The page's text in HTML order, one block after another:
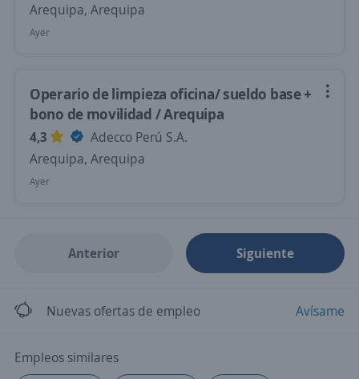
Arequipa, Arequipa
Ayer
Operario de limpieza oficina/ sueldo base +
bono de movilidad / Arequipa
4,3
Adecco Perú S.A.
Arequipa, Arequipa
Ayer
Anterior Siguiente
Nuevas ofertas de empleo Avísame
Empleos similares